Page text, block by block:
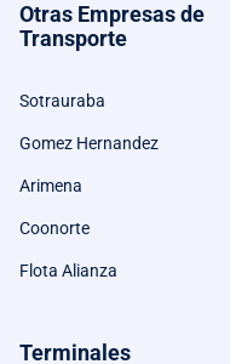
Otras Empresas de
Transporte
Sotrauraba
Gomez Hernandez
Arimena
Coonorte
Flota Alianza
Terminales